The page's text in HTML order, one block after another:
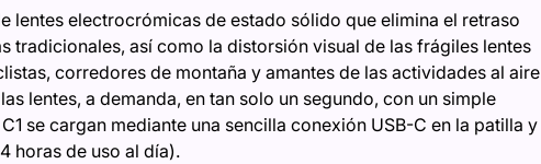
lentes electrocrómicas de estado sólido que elimina el retraso
tradicionales, así como la distorsión visual de las frágiles lentes
corredores de montaña y amantes de las actividades al aire
lentes, a demanda, en tan solo un segundo, con un simple
se cargan mediante una sencilla conexión USB-C en la patilla y
horas de uso al día).